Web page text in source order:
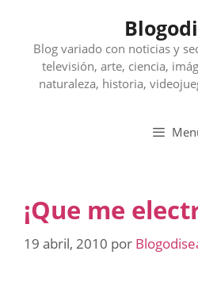
contenidoBlog variado con noticias y
televisión, arte, ciencia,
naturaleza, historia,
¡Que me
19 abril, 2010 por